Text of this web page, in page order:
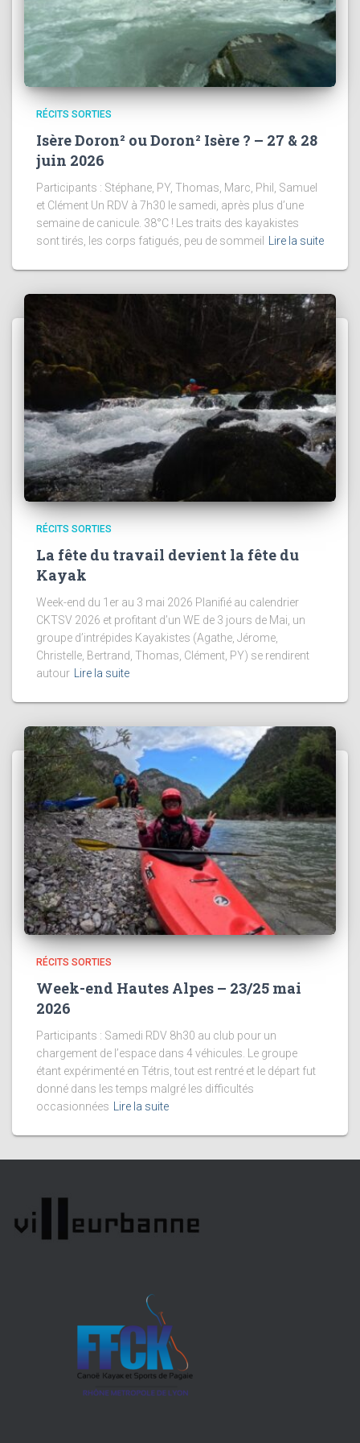
RÉCITS SORTIES
Isère Doron² ou Doron² Isère ? – 27 & 28
juin 2026
Participants : Stéphane, PY, Thomas, Marc, Phil, Samuel
et Clément Un RDV à 7h30 le samedi, après plus d’une
semaine de canicule. 38°C ! Les traits des kayakistes
sont tirés, les corps fatigués, peu de sommeil
Lire la suite
RÉCITS SORTIES
La fête du travail devient la fête du
Kayak
Week-end du 1er au 3 mai 2026 Planifié au calendrier
CKTSV 2026 et profitant d’un WE de 3 jours de Mai, un
groupe d’intrépides Kayakistes (Agathe, Jérome,
Christelle, Bertrand, Thomas, Clément, PY) se rendirent
autour Lire la suite
RÉCITS SORTIES
Week-end Hautes Alpes – 23/25 mai
2026
Participants : Samedi RDV 8h30 au club pour un
chargement de l’espace dans 4 véhicules. Le groupe
étant expérimenté en Tétris, tout est rentré et le départ fut
donné dans les temps malgré les difficultés
occasionnées
Lire la suite